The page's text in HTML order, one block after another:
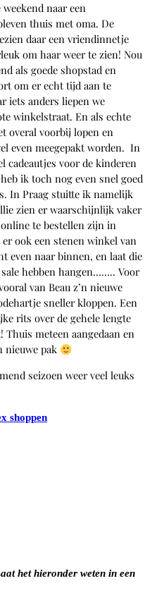
naar een
thuis met oma. De
daar een vriendinnetje
om haar weer te zien! Nou
als goede shopstad en
om er echt tijd aan te
iets anders liepen we
winkelstraat. En als echte
overal voorbij lopen en
even meegepakt worden. In
cadeautjes voor de kinderen
ik toch nog even snel goed
In Praag stuitte ik namelijk
zien er waarschijnlijk vaker
te bestellen zijn in
ook een stenen winkel van
even naar binnen, en laat die
hebben hangen…….. Voor
van Beau z’n nieuwe
sneller kloppen. Een
rits over de gehele lengte
meteen aangedaan en
nieuwe pak
seizoen weer veel leuks
shoppen
het hieronder weten in een